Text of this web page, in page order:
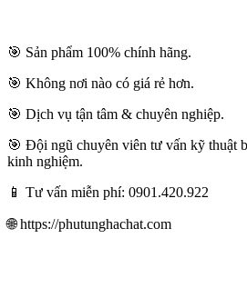
🎯 Sản phẩm 100% chính hãng.
🎯 Không nơi nào có giá rẻ hơn.
🎯 Dịch vụ tận tâm & chuyên nghiệp.
🎯 Đội ngũ chuyên viên tư vấn kỹ thuật
kinh nghiệm.
📱 Tư vấn miễn phí: 0901.420.922
🌐 https://phutunghachat.com